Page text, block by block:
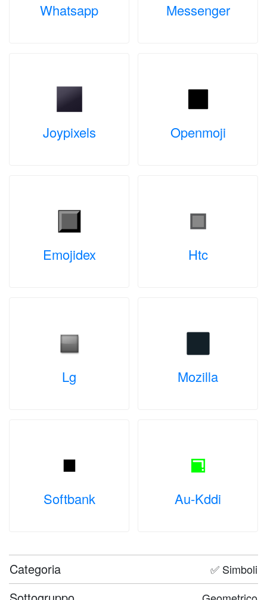
Whatsapp Messenger
Joypixels Openmoji
Emojidex Htc
Lg Mozilla
Softbank Au-Kddi
Categoria ✅ Simboli